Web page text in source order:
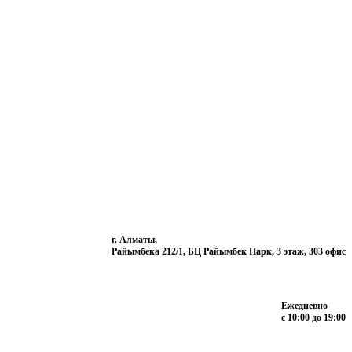
г. Алматы,
Райымбека 212/1, БЦ Райымбек Парк, 3 этаж, 303 офис
Ежедневно
с 10:00 до 19:00